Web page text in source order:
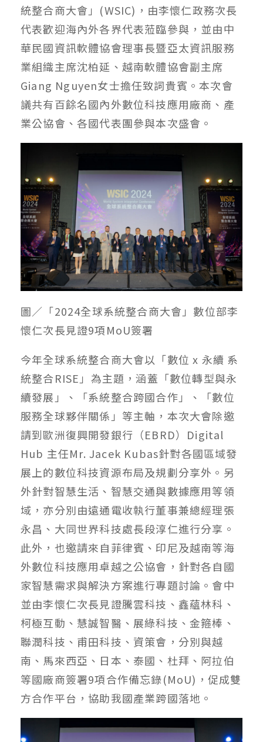
統整合商大會」(WSIC)，由李懷仁政務次長
代表歡迎海內外各界代表蒞臨參與，並由中
華民國資訊軟體協會理事長暨亞太資訊服務
業組織主席沈柏延、越南軟體協會副主席
Giang Nguyen女士擔任致詞貴賓。本次會
議共有百餘名國內外數位科技應用廠商、產
業公協會、各國代表團參與本次盛會。
圖／「2024全球系統整合商大會」數位部李
懷仁次長見證9項MoU簽署
今年全球系統整合商大會以「數位 x 永續 系
統整合RISE」為主題，涵蓋「數位轉型與永
續發展」、「系統整合跨國合作」、「數位
服務全球夥伴關係」等主軸，本次大會除邀
請到歐洲復興開發銀行（EBRD）Digital
Hub 主任Mr. Jacek Kubas針對各國區域發
展上的數位科技資源布局及規劃分享外。另
外針對智慧生活、智慧交通與數據應用等領
域，亦分別由遠通電收執行董事兼總經理張
永昌、大同世界科技處長段淳仁進行分享。
此外，也邀請來自菲律賓、印尼及越南等海
外數位科技應用卓越之公協會，針對各自國
家智慧需求與解決方案進行專題討論。會中
並由李懷仁次長見證騰雲科技、鑫蘊林科、
柯極互動、慧誠智醫、展綠科技、金箍棒、
聯潤科技、甫田科技、資策會，分別與越
南、馬來西亞、日本、泰國、杜拜、阿拉伯
等國廠商簽署9項合作備忘錄(MoU)，促成雙
方合作平台，協助我國產業跨國落地。